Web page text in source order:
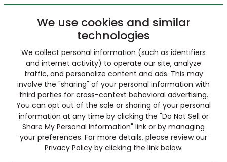
We use cookies and similar
technologies
We collect personal information (such as identifiers
and internet activity) to operate our site, analyze
traffic, and personalize content and ads. This may
involve the "sharing" of your personal information with
third parties for cross-context behavioral advertising.
You can opt out of the sale or sharing of your personal
information at any time by clicking the "Do Not Sell or
Share My Personal Information" link or by managing
your preferences. For more details, please review our
Privacy Policy by clicking the link below.